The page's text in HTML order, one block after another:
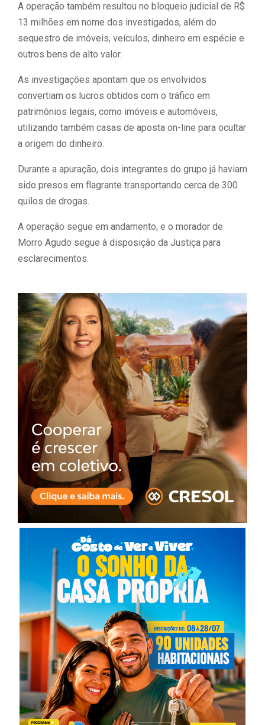
A operação também resultou no bloqueio judicial de R$
13 milhões em nome dos investigados, além do
sequestro de imóveis, veículos, dinheiro em espécie e
outros bens de alto valor.
As investigações apontam que os envolvidos
convertiam os lucros obtidos com o tráfico em
patrimônios legais, como imóveis e automóveis,
utilizando também casas de aposta on-line para ocultar
a origem do dinheiro.
Durante a apuração, dois integrantes do grupo já haviam
sido presos em flagrante transportando cerca de 300
quilos de drogas.
A operação segue em andamento, e o morador de
Morro Agudo segue à disposição da Justiça para
esclarecimentos.